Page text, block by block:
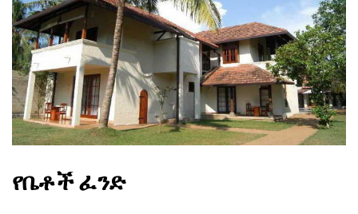
የቤቶች ፈንድ